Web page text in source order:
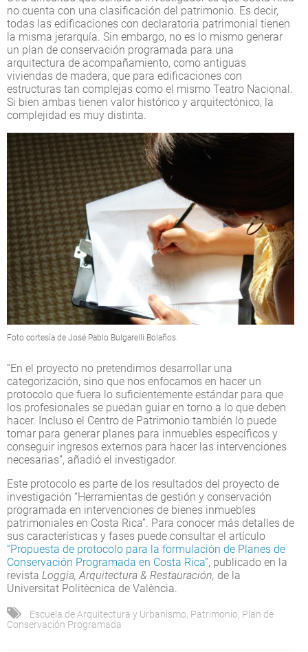
no cuenta con una clasificación del patrimonio. Es decir,
todas las edificaciones con declaratoria patrimonial tienen
la misma jerarquía. Sin embargo, no es lo mismo generar
un plan de conservación programada para una
arquitectura de acompañamiento, como antiguas
viviendas de madera, que para edificaciones con
estructuras tan complejas como el mismo Teatro Nacional.
Si bien ambas tienen valor histórico y arquitectónico, la
complejidad es muy distinta.
Foto cortesía de José Pablo Bulgarelli Bolaños.
“En el proyecto no pretendimos desarrollar una
categorización, sino que nos enfocamos en hacer un
protocolo que fuera lo suficientemente estándar para que
los profesionales se puedan guiar en torno a lo que deben
hacer. Incluso el Centro de Patrimonio también lo puede
tomar para generar planes para inmuebles específicos y
conseguir ingresos externos para hacer las intervenciones
necesarias”, añadió el investigador.
Este protocolo es parte de los resultados del proyecto de
investigación “Herramientas de gestión y conservación
programada en intervenciones de bienes inmuebles
patrimoniales en Costa Rica”. Para conocer más detalles de
sus características y fases puede consultar el artículo
“Propuesta de protocolo para la formulación de Planes de
Conservación Programada en Costa Rica”, publicado en la
revista Loggia, Arquitectura & Restauración, de la
Universitat Politècnica de València.
Escuela de Arquitectura y Urbanismo Patrimonio Plan de
Conservación Programada